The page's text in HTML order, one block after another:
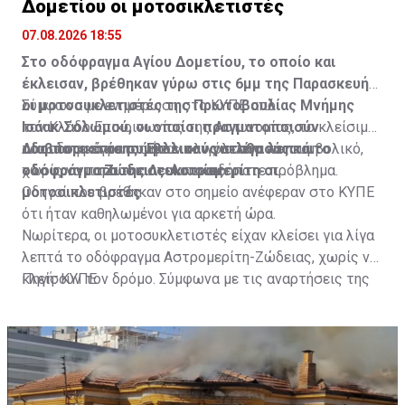
Δομετίου οι μοτοσικλετιστές
07.08.2026 18:55
Στο οδόφραγμα Αγίου Δομετίου, το οποίο και
έκλεισαν, βρέθηκαν γύρω στις 6μμ της Παρασκευής
οι μοτοσυκλετιστές της Πρωτοβουλίας Μνήμης
Ισάακ-Σολωμού, οι οποίοι πραγματοποιούν
οδοιπορικό σε συμβολικούς σταθμούς και
οδοφράγματα της Λευκωσίας.
Σύμφωνα με ενημέρωση στο ΚΥΠΕ από
τον Κλάδο Επικοινωνίας της Αστυνομίας, το κλείσιμο
του οδοφράγματος ήταν ολιγόλεπτο και συμβολικό,
χωρίς να παρουσιαστεί οποιοδήποτε πρόβλημα.
Διαβάστε επίσης:Έκλεισαν για λίγα λεπτά το
οδόφραγμα Ζώδειας-Αστρομερίτη οι
μοτοσικλετιστές
Οδηγοί που βρέθηκαν στο σημείο ανέφεραν στο ΚΥΠΕ
ότι ήταν καθηλωμένοι για αρκετή ώρα.
Νωρίτερα, οι μοτοσυκλετιστές είχαν κλείσει για λίγα
λεπτά το οδόφραγμα Αστρομερίτη-Ζώδειας, χωρίς να
κλείσουν τον δρόμο. Σύμφωνα με τις αναρτήσεις της
Τύμβο Μακεδονίτισσας, πριν φτάσουν στο οδόφραγμα
Αγίου Δομετίου.
Πηγή: ΚΥΠΕ